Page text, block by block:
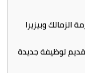
الزمالك وبيزيرا
التقديم لوظيفة جديدة